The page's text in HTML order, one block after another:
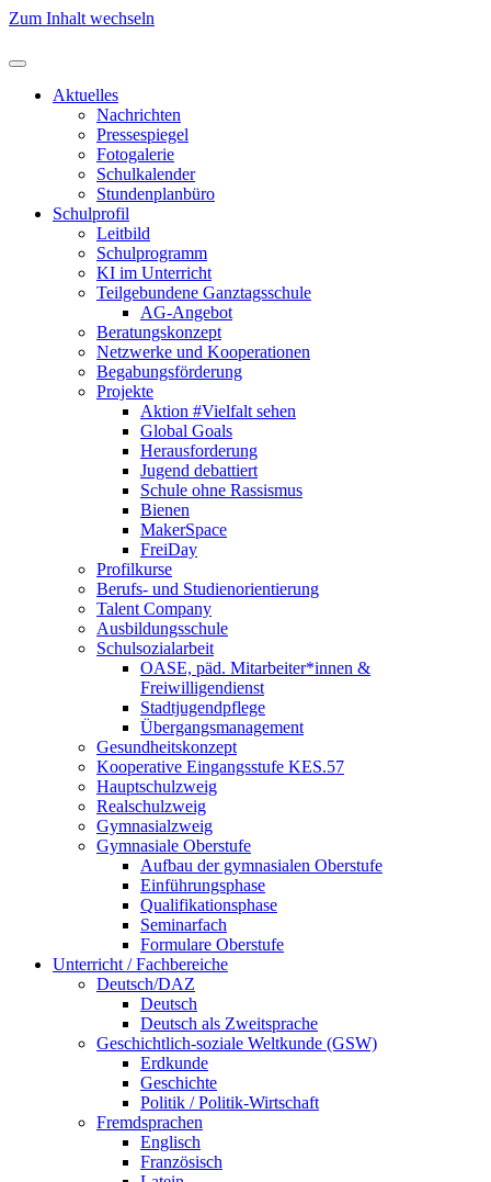
Zum Inhalt wechseln
Aktuelles
Nachrichten
Pressespiegel
Fotogalerie
Schulkalender
Stundenplanbüro
Schulprofil
Leitbild
Schulprogramm
KI im Unterricht
Teilgebundene Ganztagsschule
AG-Angebot
Beratungskonzept
Netzwerke und Kooperationen
Begabungsförderung
Projekte
Aktion #Vielfalt sehen
Global Goals
Herausforderung
Jugend debattiert
Schule ohne Rassismus
Bienen
MakerSpace
FreiDay
Profilkurse
Berufs- und Studienorientierung
Talent Company
Ausbildungsschule
Schulsozialarbeit
OASE, päd. Mitarbeiter*innen &
Freiwilligendienst
Stadtjugendpflege
Übergangsmanagement
Gesundheitskonzept
Kooperative Eingangsstufe KES.57
Hauptschulzweig
Realschulzweig
Gymnasialzweig
Gymnasiale Oberstufe
Aufbau der gymnasialen Oberstufe
Einführungsphase
Qualifikationsphase
Seminarfach
Formulare Oberstufe
Unterricht / Fachbereiche
Deutsch/DAZ
Deutsch
Deutsch als Zweitsprache
Geschichtlich-soziale Weltkunde (GSW)
Erdkunde
Geschichte
Politik / Politik-Wirtschaft
Fremdsprachen
Englisch
Französisch